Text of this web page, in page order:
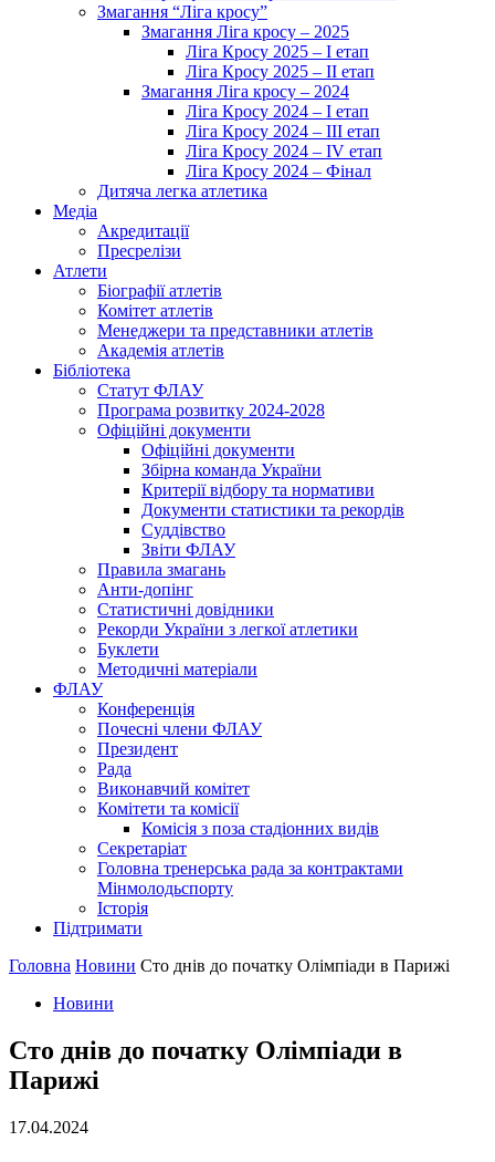
Змагання “Ліга кросу”
Змагання Ліга кросу – 2025
Ліга Кросу 2025 – I етап
Ліга Кросу 2025 – II етап
Змагання Ліга кросу – 2024
Ліга Кросу 2024 – I етап
Ліга Кросу 2024 – III етап
Ліга Кросу 2024 – IV етап
Ліга Кросу 2024 – Фінал
Дитяча легка атлетика
Медіа
Акредитації
Пресрелізи
Атлети
Біографії атлетів
Комітет атлетів
Менеджери та представники атлетів
Академія атлетів
Бібліотека
Статут ФЛАУ
Програма розвитку 2024-2028
Офіційні документи
Офіційні документи
Збірна команда України
Критерії відбору та нормативи
Документи статистики та рекордів
Суддівство
Звіти ФЛАУ
Правила змагань
Анти-допінг
Статистичні довідники
Рекорди України з легкої атлетики
Буклети
Методичні матеріали
ФЛАУ
Конференція
Почесні члени ФЛАУ
Президент
Рада
Виконавчий комітет
Комітети та комісії
Комісія з поза стадіонних видів
Секретаріат
Головна тренерська рада за контрактами
Мінмолодьспорту
Історія
Підтримати
Головна Новини Сто днів до початку Олімпіади в Парижі
Новини
Сто днів до початку Олімпіади в
Парижі
17.04.2024